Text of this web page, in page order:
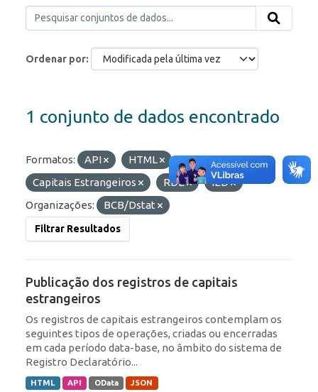
Ordenar por
1 conjunto de dados encontrado
Formatos: API HTML
Etiquetas:
Capitais Estrangeiros
RDE
IED
Organizações:
BCB/Dstat
Filtrar Resultados
Publicação dos registros de capitais
estrangeiros
Os registros de capitais estrangeiros contemplam os
seguintes tipos de operações, criadas ou encerradas
em cada período data-base, no âmbito do sistema de
Registro Declaratório...
HTML API OData JSON